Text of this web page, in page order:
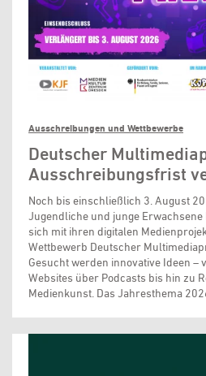
Ausschreibungen und Wettbewerbe
Deutscher
Ausschreibungsfrist
Noch bis einschließlich 3. August
Jugendliche und junge Erwachsene
sich mit ihren digitalen
Wettbewerb Deutscher
Gesucht werden innovative Ideen –
Websites über Podcasts bis hin zu
Medienkunst. Das Jahresthema